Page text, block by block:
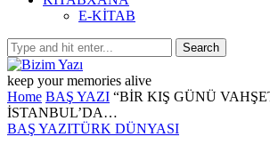
E-KİTAB
keep your memories alive
Home BAŞ YAZI “BİR KIŞ GÜNÜ
İSTANBUL’DA…
BAŞ YAZITÜRK DÜNYASI